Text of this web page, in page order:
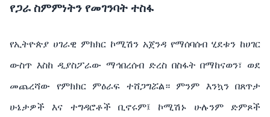
የጋራ ስምምነትን የመገንባት ተስፋ
የኢትዮጵያ ሀገራዊ ምክክር ኮሚሽን አጀንዳ የማሰባሰብ ሂደቱን ከሀገር
ውስጥ እስከ ዲያስፖራው ማኅበረሰብ ድረስ በስፋት በማከናወን፣ ወደ
መጨረሻው የምክክር ምዕራፍ ተሸጋግሯል። ምንም እንኳን በጸጥታ
ሁኔታዎች እና ተግዳሮቶች ቢኖሩም፤ ኮሚሽኑ ሁሉንም ድምጾች